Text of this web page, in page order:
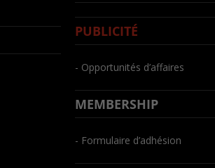
PUBLICITÉ
- Opportunités d’affaires
MEMBERSHIP
- Formulaire d’adhésion